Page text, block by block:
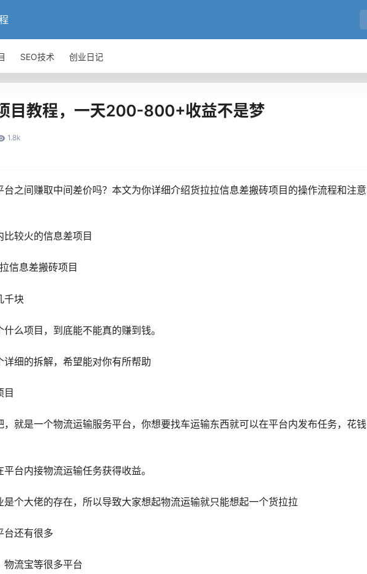
SEO技术 创业日记
目教程，一天200-800+收益不是梦
1.8k
之间赚取中间差价吗？本文为你详细介绍货拉拉信息差搬砖项目的操作流程和注意
较火的信息差项目
信息差搬砖项目
千块
么项目，到底能不能真的赚到钱。
细的拆解，希望能对你有所帮助
目
就是一个物流运输服务平台，你想要找车运输东西就可以在平台内发布任务，花钱
台内接物流运输任务获得收益。
个大佬的存在，所以导致大家想起物流运输就只能想起一个货拉拉
台还有很多
物流宝等很多平台